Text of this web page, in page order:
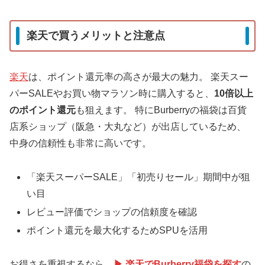
楽天で買うメリットと注意点
楽天は、ポイント還元率の高さが最大の魅力。 楽天スー
パーSALEやお買い物マラソン時に購入すると、 10倍以上
のポイント還元も狙えます。 特にBurberryの福袋は百貨
店系ショップ（阪急・大丸など）が出店しているため、
中身の信頼性も非常に高いです。
「楽天スーパーSALE」「初売りセール」期間中が狙
い目
レビュー評価でショップの信頼度を確認
ポイント還元を最大化するためSPUを活用